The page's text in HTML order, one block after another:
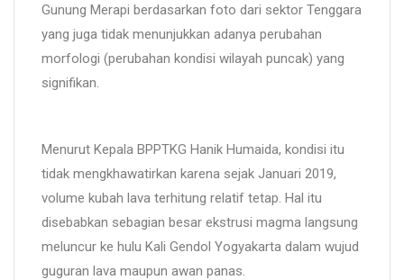
Gunung Merapi berdasarkan foto dari sektor Tenggara
yang juga tidak menunjukkan adanya perubahan
morfologi (perubahan kondisi wilayah puncak) yang
signifikan.
Menurut Kepala BPPTKG Hanik Humaida, kondisi itu
tidak mengkhawatirkan karena sejak Januari 2019,
volume kubah lava terhitung relatif tetap. Hal itu
disebabkan sebagian besar ekstrusi magma langsung
meluncur ke hulu Kali Gendol Yogyakarta dalam wujud
guguran lava maupun awan panas.